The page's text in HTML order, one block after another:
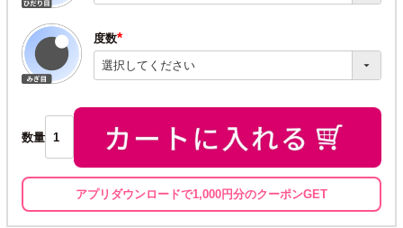
度数
(必
須)
数量
アプリダウンロードで1,000円分のクーポンGET